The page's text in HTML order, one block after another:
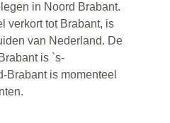
in Noord Brabant.
verkort tot Brabant, is
van Nederland. De
is `s-
Brabant is momenteel